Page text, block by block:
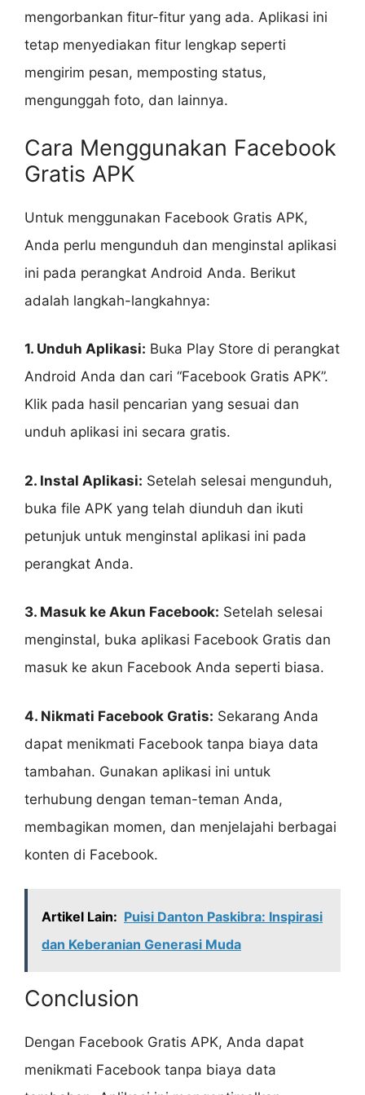
mengorbankan fitur-fitur yang ada. Aplikasi ini
tetap menyediakan fitur lengkap seperti
mengirim pesan, memposting status,
mengunggah foto, dan lainnya.
Cara Menggunakan Facebook
Gratis APK
Untuk menggunakan Facebook Gratis APK,
Anda perlu mengunduh dan menginstal aplikasi
ini pada perangkat Android Anda. Berikut
adalah langkah-langkahnya:
1. Unduh Aplikasi: Buka Play Store di perangkat
Android Anda dan cari “Facebook Gratis APK”.
Klik pada hasil pencarian yang sesuai dan
unduh aplikasi ini secara gratis.
2. Instal Aplikasi: Setelah selesai mengunduh,
buka file APK yang telah diunduh dan ikuti
petunjuk untuk menginstal aplikasi ini pada
perangkat Anda.
3. Masuk ke Akun Facebook: Setelah selesai
menginstal, buka aplikasi Facebook Gratis dan
masuk ke akun Facebook Anda seperti biasa.
4. Nikmati Facebook Gratis: Sekarang Anda
dapat menikmati Facebook tanpa biaya data
tambahan. Gunakan aplikasi ini untuk
terhubung dengan teman-teman Anda,
membagikan momen, dan menjelajahi berbagai
konten di Facebook.
Artikel Lain: Puisi Danton Paskibra: Inspirasi
dan Keberanian Generasi Muda
Conclusion
Dengan Facebook Gratis APK, Anda dapat
menikmati Facebook tanpa biaya data